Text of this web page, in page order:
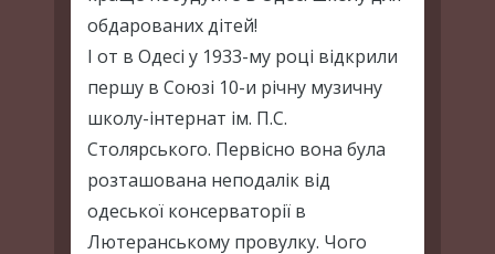
обдарованих дітей!
І от в Одесі у 1933-му році відкрили
першу в Союзі 10-и річну музичну
школу-інтернат ім. П.С.
Столярського. Первісно вона була
розташована неподалік від
одеської консерваторії в
Лютеранському провулку. Чого